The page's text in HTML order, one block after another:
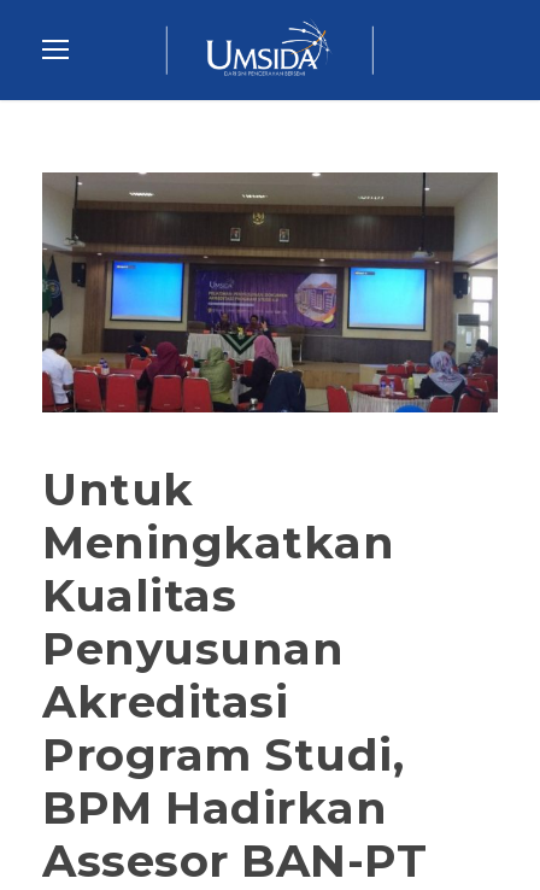
Untuk
Meningkatkan
Kualitas
Penyusunan
Akreditasi
Program Studi,
BPM Hadirkan
Assesor BAN-PT